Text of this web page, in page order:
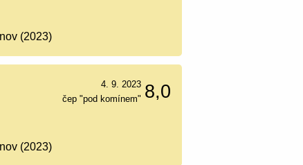
(2023)
8,0
4. 9. 2023
čep "pod komínem"
(2023)